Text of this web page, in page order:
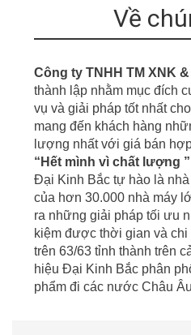
Về
Công ty TNHH TM XNK
thành lập nhằm mục đích
vụ và giải pháp tốt nhất
mang đến khách hàng
lượng nhất với giá bán
“ Hết mình vì chất lượng ”
Đại Kinh Bắc tự hào là
của hơn 30.000 nhà máy
ra những giải pháp tối ưu
kiệm được thời gian và chi
trên 63/63 tỉnh thành trên
hiệu Đại Kinh Bắc phân
phẩm đi các nước Châu Âu